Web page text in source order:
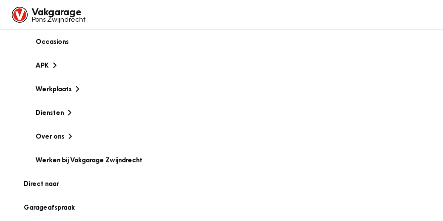
Vakgarage
Pons Zwijndrecht
Occasions
APK
Werkplaats
Diensten
Over ons
Werken bij Vakgarage Zwijndrecht
Direct naar
Garageafspraak